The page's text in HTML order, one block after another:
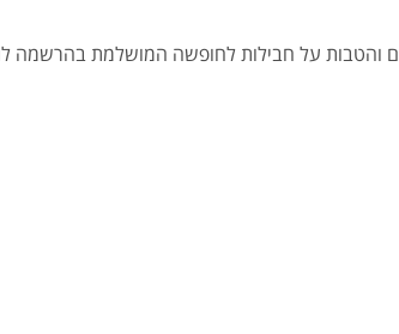
והטבות על חבילות לחופשה המושלמת בהרשמה